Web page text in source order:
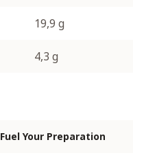
19,9 g
4,3 g
Fuel Your Preparation